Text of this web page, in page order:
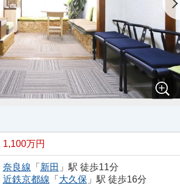
1,100万円
奈良線 「 新田 」駅 徒歩11分
近鉄京都線 「 大久保 」駅 徒歩16分